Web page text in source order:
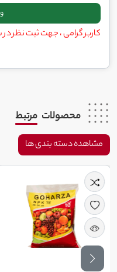
کاربر گرامی ، جهت ثبت نظر
محصولات مرتبط
مشاهده دسته بندی ها